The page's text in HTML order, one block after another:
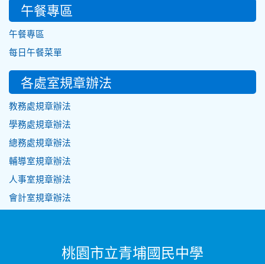
午餐專區
午餐專區
每日午餐菜單
各處室規章辦法
教務處規章辦法
學務處規章辦法
總務處規章辦法
輔導室規章辦法
人事室規章辦法
會計室規章辦法
桃園市立青埔國民中學